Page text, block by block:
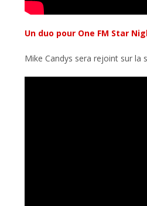
Un duo pour One FM Star
Mike Candys sera rejoint sur la